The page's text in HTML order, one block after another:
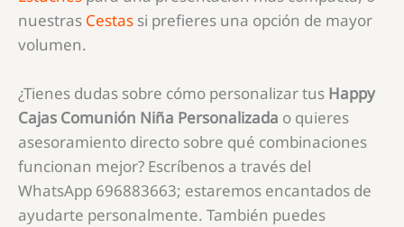
nuestras Cestas si prefieres una opción de mayor
volumen.
¿Tienes dudas sobre cómo personalizar tus Happy
Cajas Comunión Niña Personalizada o quieres
asesoramiento directo sobre qué combinaciones
funcionan mejor? Escríbenos a través del
WhatsApp 696883663; estaremos encantados de
ayudarte personalmente. También puedes